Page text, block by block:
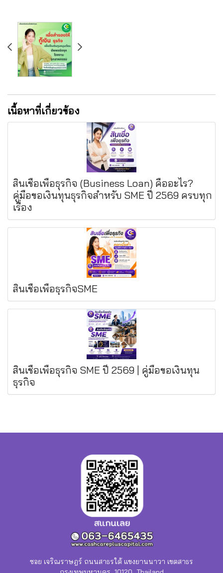
เนื้อหาที่เกี่ยวข้อง
สินเชื่อเพื่อธุรกิจ (Business Loan) คืออะไร?
คู่มือขอเงินทุนธุรกิจสำหรับ SME ปี 2569 ครบทุก
เรื่อง
สินเชื่อเพื่อธุรกิจSME
สินเชื่อเพื่อธุรกิจ SME ปี 2569 | คู่มือขอเงินทุน
ธุรกิจ
ซอย เจริณราษฎร์ ถนนสาธรใต้ แขงยานนาวา เขตสาธร